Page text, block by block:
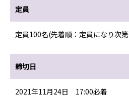
定員
定員100名(先着順：定員になり次
締切日
2021年11月24日 17:00必着